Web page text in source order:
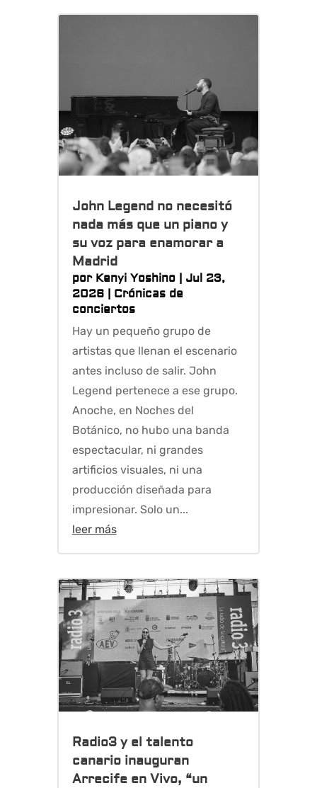
John Legend no necesitó
nada más que un piano y
su voz para enamorar a
Madrid
por Kenyi Yoshino| Jul 23,
2026| Crónicas de
conciertos
Hay un pequeño grupo de
artistas que llenan el escenario
antes incluso de salir. John
Legend pertenece a ese grupo.
Anoche, en Noches del
Botánico, no hubo una banda
espectacular, ni grandes
artificios visuales, ni una
producción diseñada para
impresionar. Solo un...
leer más
Radio3 y el talento
canario inauguran
Arrecife en Vivo, “un